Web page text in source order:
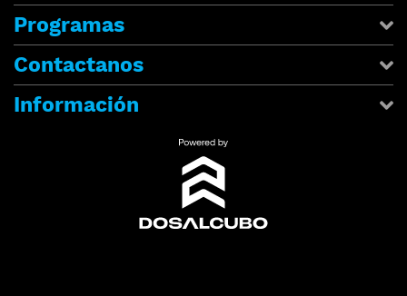
Programas
Contactanos
Información